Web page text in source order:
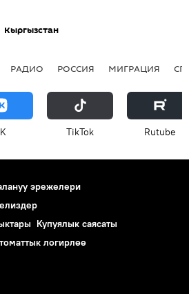
Кыргызстан
РАДИО РОССИЯ МИГРАЦИЯ
ТikТоk Rutube
эрежелери
Купуялык саясаты
логирлөө